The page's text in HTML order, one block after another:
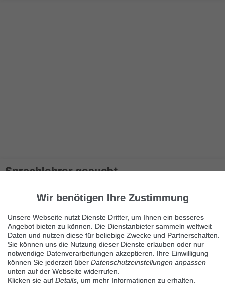
Sprachlehrer gesucht
50933 Köln
Jobbeschreibung Für Sprachschule zur Erweiterung unser
Trainerteam suchen wi...
Wir benötigen Ihre Zustimmung
Unsere Webseite nutzt Dienste Dritter, um Ihnen ein besseres
Angebot bieten zu können. Die Dienstanbieter sammeln weltweit
Daten und nutzen diese für beliebige Zwecke und Partnerschaften.
Sie können uns die Nutzung dieser Dienste erlauben oder nur
notwendige Datenverarbeitungen akzeptieren. Ihre Einwilligung
können Sie jederzeit über Datenschutzeinstellungen anpassen
unten auf der Webseite widerrufen.
Klicken sie auf Details , um mehr Informationen zu erhalten.